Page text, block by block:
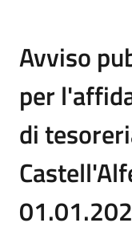
Avviso
per
di